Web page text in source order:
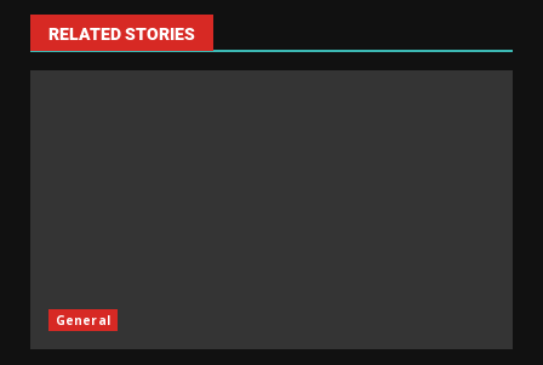
RELATED STORIES
General